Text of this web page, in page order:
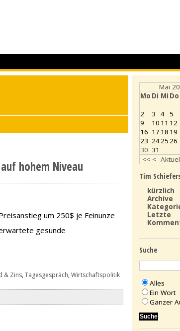
hohem Niveau
um 250$ je Feinunze
gesunde
& Zins,Tagesgespräch,Wirtschaftspolitik
Mai
Mo Di Mi Do
<< <
2
3 4 5
9
10 11 12
16 17 18 19
23 242526
30 31
Tim
kürzlich
Archive
Letzte
Suche
Alles
Ein Wort
Ganzer